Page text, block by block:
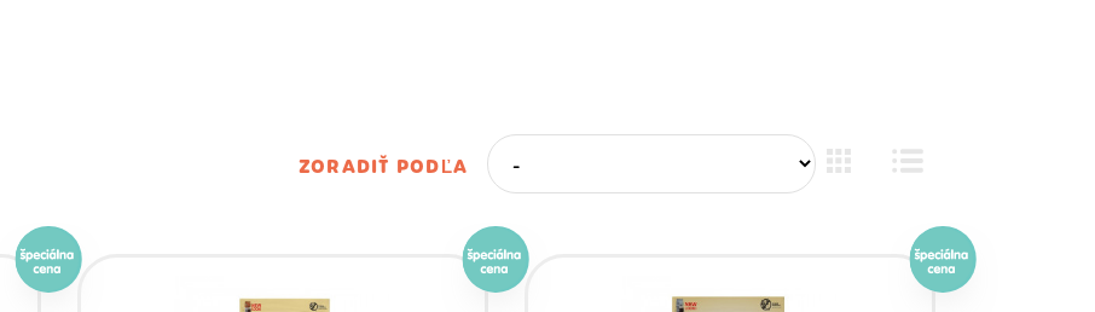
ZORADIŤ PODĽA